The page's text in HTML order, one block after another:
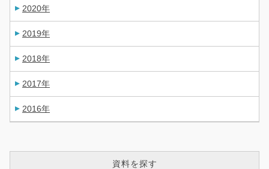
2020年
2019年
2018年
2017年
2016年
資料を探す